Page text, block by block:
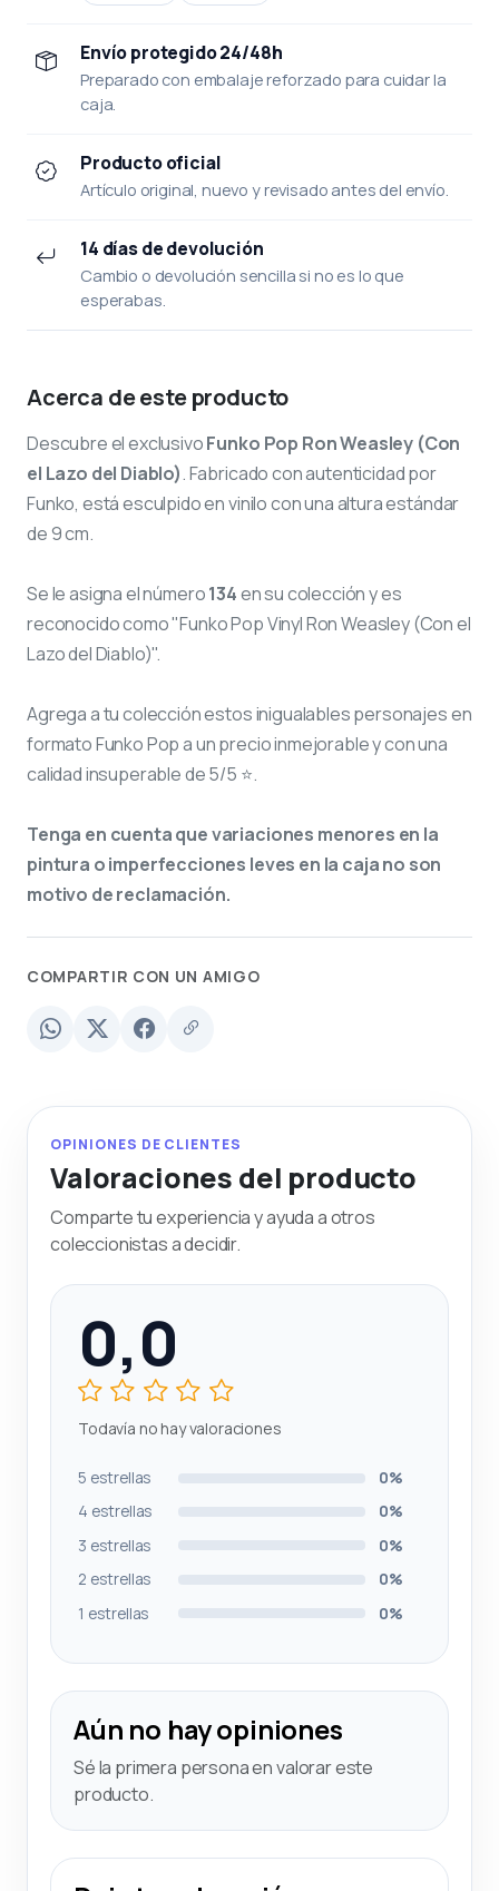
Envío protegido 24/48h
Preparado con embalaje reforzado para cuidar la
caja.
Producto oficial
Artículo original, nuevo y revisado antes del envío.
14 días de devolución
Cambio o devolución sencilla si no es lo que
esperabas.
Acerca de este producto
Descubre el exclusivoFunko Pop Ron Weasley (Con
el Lazo del Diablo). Fabricado con autenticidad por
Funko, está esculpido en vinilo con una altura estándar
de 9 cm.
Se le asigna el número134en su colección y es
reconocido como "Funko Pop Vinyl Ron Weasley (Con el
Lazo del Diablo)".
Agrega a tu colección estos inigualables personajes en
formato Funko Pop a un precio inmejorable y con una
calidad insuperable de 5/5 ⭐.
Tenga en cuenta que variaciones menores en la
pintura o imperfecciones leves en la caja no son
motivo de reclamación.
COMPARTIR CON UN AMIGO
OPINIONES DE CLIENTES
Valoraciones del producto
Comparte tu experiencia y ayuda a otros
coleccionistas a decidir.
0,0
Todavía no hay valoraciones
5 estrellas
0%
4 estrellas
0%
3 estrellas
0%
2 estrellas
0%
1 estrellas
0%
Aún no hay opiniones
Sé la primera persona en valorar este
producto.